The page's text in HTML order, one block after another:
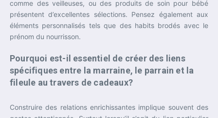
comme des veilleuses, ou des produits de soin pour bébé
présentent d’excellentes sélections. Pensez également aux
éléments personnalisés tels que des habits brodés avec le
prénom du nourrisson.
Pourquoi est-il essentiel de créer des liens
spécifiques entre la marraine, le parrain et la
fileule au travers de cadeaux?
Construire des relations enrichissantes implique souvent des